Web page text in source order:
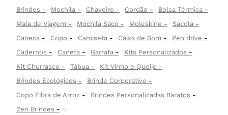
Brindes Mochila Chaveiro Cordão
Bolsa Térmica
Mala de Viagem
Mochila Saco Moleskine
Sacola
Caneca
Copo Camiseta Caixa de Som
Pen drive
Cadernos
Caneta Garrafa
Kits Personalizados
Kit Churrasco
Tábua
Kit Vinho e Queijo
Brindes Ecológicos
Brinde Corporativo
Copo Fibra de Arroz
Brindes Personalizadas Baratos
Zen Brindes
✨